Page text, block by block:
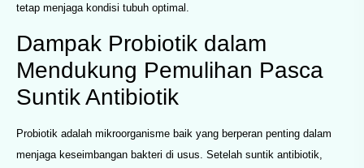
tetap menjaga kondisi tubuh optimal.
Dampak Probiotik dalam
Mendukung Pemulihan Pasca
Suntik Antibiotik
Probiotik adalah mikroorganisme baik yang berperan penting dalam
menjaga keseimbangan bakteri di usus. Setelah suntik antibiotik,